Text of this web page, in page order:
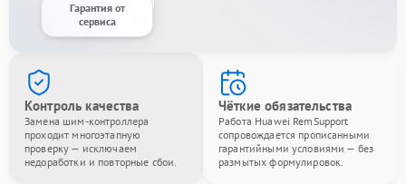
Гарантия от
сервиса
Контроль качества
Замена шим-контроллера
проходит многоэтапную
проверку — исключаем
недоработки и повторные сбои.
Чёткие обязательства
Работа Huawei RemSupport
сопровождается прописанными
гарантийными условиями — без
размытых формулировок.